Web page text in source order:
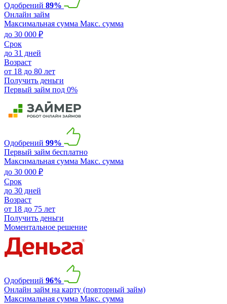
Одобрений 89%
Онлайн займ
Максимальная сумма Макс. сумма
до 30 000 ₽
Срок
до 31 дней
Возраст
от 18 до 80 лет
Получить деньги
Первый займ под 0%
Одобрений 99%
Первый займ бесплатно
Максимальная сумма Макс. сумма
до 30 000 ₽
Срок
до 30 дней
Возраст
от 18 до 75 лет
Получить деньги
Моментальное решение
Одобрений 96%
Онлайн займ на карту (повторный займ)
Максимальная сумма Макс. сумма